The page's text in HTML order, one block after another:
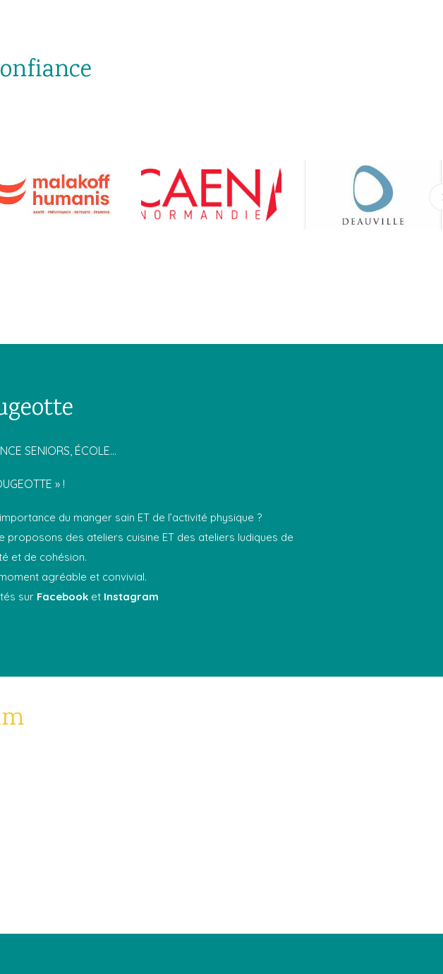
SENIORS, ÉCOLE…
» !
du manger sain ET de l’activité physique ?
proposons des ateliers cuisine ET des ateliers ludiques de
et de cohésion.
agréable et convivial.
sur Facebooket Instagram